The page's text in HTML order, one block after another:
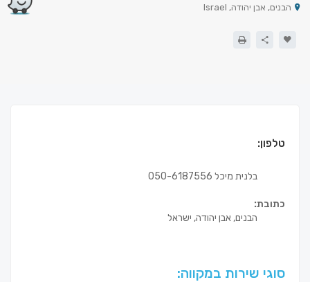
הבנים, אבן יהודה, Israel
טלפון:
בלנית מיכל 050-6187556
כתובת:
הבנים, אבן יהודה, ישראל
סוגי שירות במקווה: